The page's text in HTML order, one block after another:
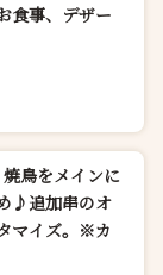
食事、デザー
焼鳥をメインに
♪追加串のオ
マイズ。※カ